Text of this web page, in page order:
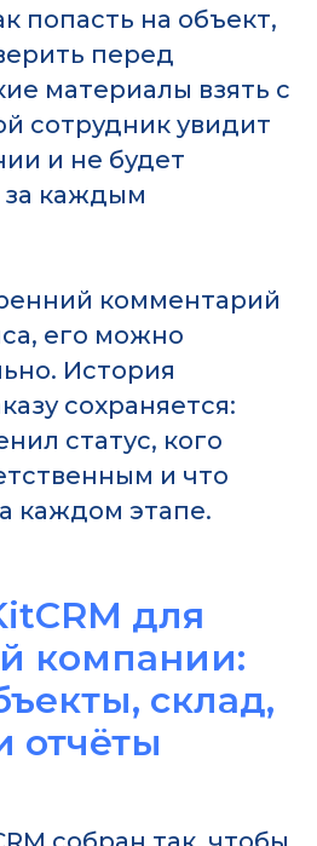
попасть на объект,
перед
материалы взять с
сотрудник увидит
и не будет
за каждым
комментарий
его можно
История
сохраняется:
статус, кого
и что
каждом этапе.
для
компании:
склад,
отчёты